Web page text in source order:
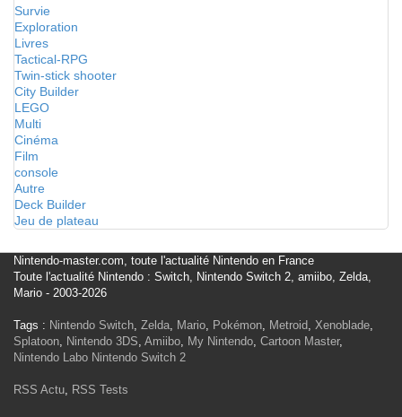
Survie
Exploration
Livres
Tactical-RPG
Twin-stick shooter
City Builder
LEGO
Multi
Cinéma
Film
console
Autre
Deck Builder
Jeu de plateau
Nintendo-master.com, toute l'actualité Nintendo en France
Toute l'actualité Nintendo : Switch, Nintendo Switch 2, amiibo, Zelda,
Mario - 2003-2026
Tags : Nintendo Switch, Zelda, Mario, Pokémon, Metroid, Xenoblade,
Splatoon, Nintendo 3DS, Amiibo, My Nintendo, Cartoon Master,
Nintendo Labo Nintendo Switch 2
RSS Actu, RSS Tests